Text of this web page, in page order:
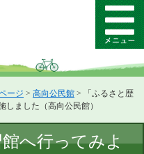
メ
ニ
ー
ージ > 高向公民館 >
「ふるさと歴
しました（高向公民館）
へ行ってみよ